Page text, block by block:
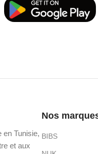
en Tunisie,
et aux
Nos
BIBS